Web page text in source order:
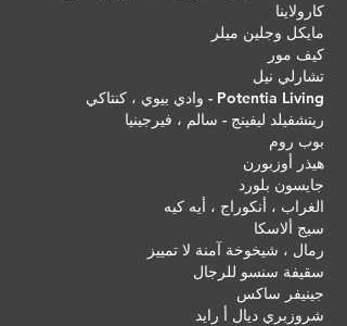
كارولاينا
مايكل وجلين ميلر
كيف مور
تشارلي نيل
Potentia Living - وادي بيوي ، كنتاكي
ريتشفيلد ليفينج - سالم ، فيرجينيا
بوب روم
هيذر أوزبورن
جايسون بلورد
الغراب ، أنكوراج ، أيه كيه
سيج ألاسكا
رمال ، شيخوخة آمنة لا تمييز
سقيفة سنسو للرجال
جينيفر ساكس
شروزبري ديال أ رايد